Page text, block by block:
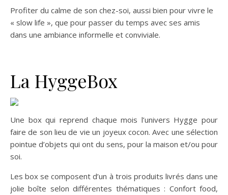
Profiter du calme de son chez-soi, aussi bien pour vivre le
« slow life », que pour passer du temps avec ses amis
dans une ambiance informelle et conviviale.
La HyggeBox
Une box qui reprend chaque mois l’univers Hygge pour
faire de son lieu de vie un joyeux cocon. Avec une sélection
pointue d’objets qui ont du sens, pour la maison et/ou pour
soi.
Les box se composent d’un à trois produits livrés dans une
jolie boîte selon différentes thématiques : Confort food,